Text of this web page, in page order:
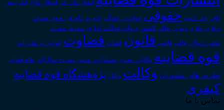
انتقال_مال_غیر انحلال_نکاح بانک بیمه
تاجر حق_کسب حقوقی حوادث_رانندگی خلع_ید داوری دعاوی_تصرف
دعاوی_طاری دیوان عالی کشور دیوان عدالت اداری سقوط_تعهدات
شعب_دیوان_عالی قاضی قانون قضات قضاوت قوانین_و_مقررات
قوه قضاییه مالکیت_معنوی مسئولیت_مدنی مشروح مذاکرات نظام قضایی
نظریه_های_مشورتی وکالت وکیل پژوهشگاه قوه قضاییه
کیفری
تماس با ما